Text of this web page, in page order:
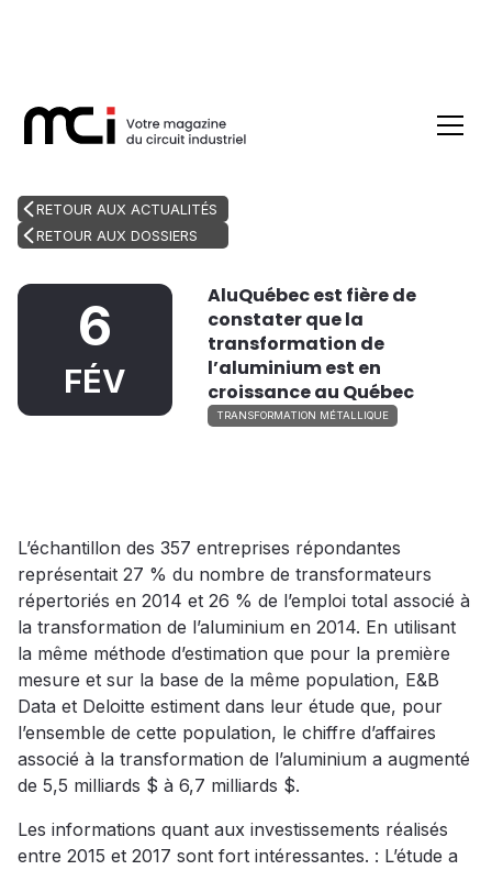
RETOUR AUX ACTUALITÉS
RETOUR AUX DOSSIERS
6
FÉV
AluQuébec est fière de
constater que la
transformation de
l’aluminium est en
croissance au Québec
TRANSFORMATION MÉTALLIQUE
L’échantillon des 357 entreprises répondantes
représentait 27 % du nombre de transformateurs
répertoriés en 2014 et 26 % de l’emploi total associé à
la transformation de l’aluminium en 2014. En utilisant
la même méthode d’estimation que pour la première
mesure et sur la base de la même population, E&B
Data et Deloitte estiment dans leur étude que, pour
l’ensemble de cette population, le chiffre d’affaires
associé à la transformation de l’aluminium a augmenté
de 5,5 milliards $ à 6,7 milliards $.
Les informations quant aux investissements réalisés
entre 2015 et 2017 sont fort intéressantes. : L’étude a